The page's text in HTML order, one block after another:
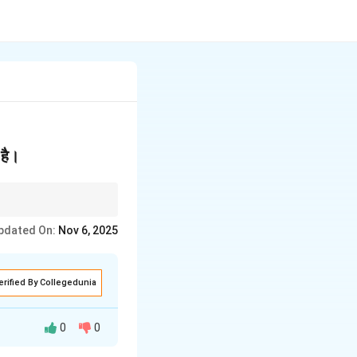
On: Nov 6, 2025
By Collegedunia
0 0